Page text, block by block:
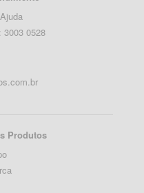
3003 0528
Produtos